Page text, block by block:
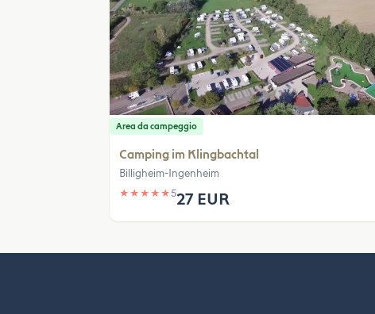
Area da campeggio
Camping im Klingbachtal
Billigheim-Ingenheim
★ ★ ★ ★ ★527 EUR